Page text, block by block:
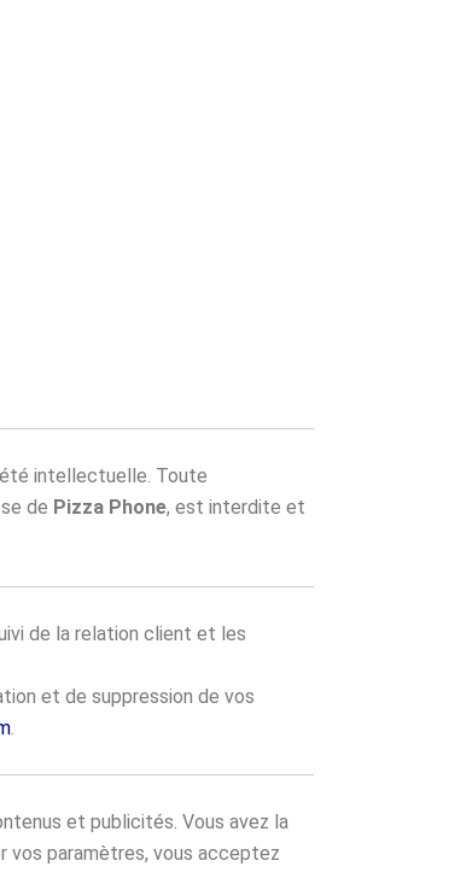
intellectuelle. Toute
de Pizza Phone, est interdite et
de la relation client et les
et de suppression de vos
et publicités. Vous avez la
vos paramètres, vous acceptez